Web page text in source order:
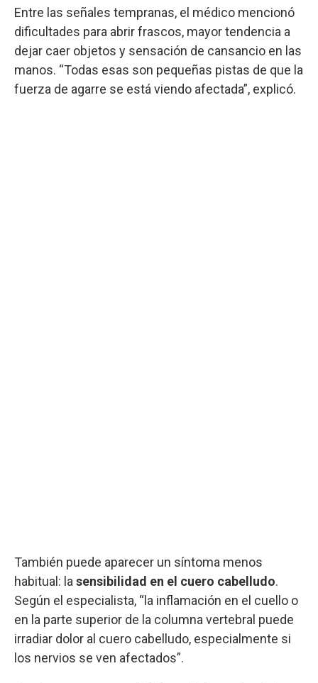
Entre las señales tempranas, el médico mencionó
dificultades para abrir frascos, mayor tendencia a
dejar caer objetos y sensación de cansancio en las
manos. “Todas esas son pequeñas pistas de que la
fuerza de agarre se está viendo afectada”, explicó.
También puede aparecer un síntoma menos
habitual: la sensibilidad en el cuero cabelludo.
Según el especialista, “la inflamación en el cuello o
en la parte superior de la columna vertebral puede
irradiar dolor al cuero cabelludo, especialmente si
los nervios se ven afectados”.